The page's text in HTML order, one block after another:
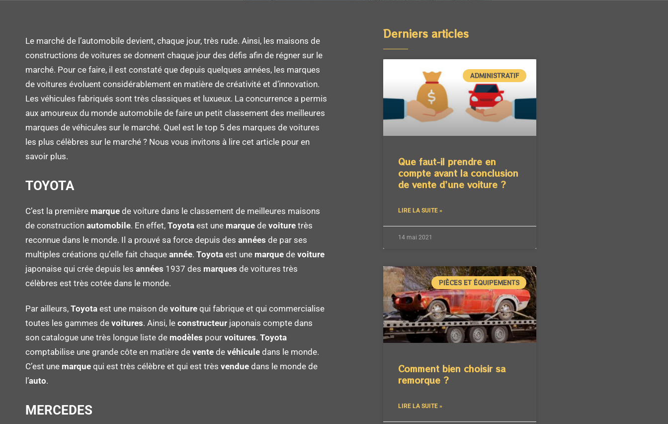
Le marché de l’automobile devient, chaque jour, très rude. Ainsi, les maisons de
constructions de voitures se donnent chaque jour des défis afin de régner sur le
marché. Pour ce faire, il est constaté que depuis quelques années, les marques
de voitures évoluent considérablement en matière de créativité et d’innovation.
Les véhicules fabriqués sont très classiques et luxueux. La concurrence a permis
aux amoureux du monde automobile de faire un petit classement des meilleures
marques de véhicules sur le marché. Quel est le top 5 des marques de voitures
les plus célèbres sur le marché ? Nous vous invitons à lire cet article pour en
savoir plus.
TOYOTA
C’est la première marque de voiture dans le classement de meilleures maisons
de construction automobile. En effet, Toyota est une marque de voiture très
reconnue dans le monde. Il a prouvé sa force depuis des années de par ses
multiples créations qu’elle fait chaque année. Toyota est une marque de voiture
japonaise qui crée depuis les années 1937 des marques de voitures très
célèbres est très cotée dans le monde.
Par ailleurs, Toyota est une maison de voiture qui fabrique et qui commercialise
toutes les gammes de voitures. Ainsi, le constructeur japonais compte dans
son catalogue une très longue liste de modèles pour voitures. Toyota
comptabilise une grande côte en matière de vente de véhicule dans le monde.
C’est une marque qui est très célèbre et qui est très vendue dans le monde de
l’auto.
MERCEDES
Derniers articles
ADMINISTRATIF
Que faut-il prendre en
compte avant la conclusion
de vente d’une voiture ?
LIRE LA SUITE »
14 mai 2021
PIÈCES ET ÉQUIPEMENTS
Comment bien choisir sa
remorque ?
LIRE LA SUITE »